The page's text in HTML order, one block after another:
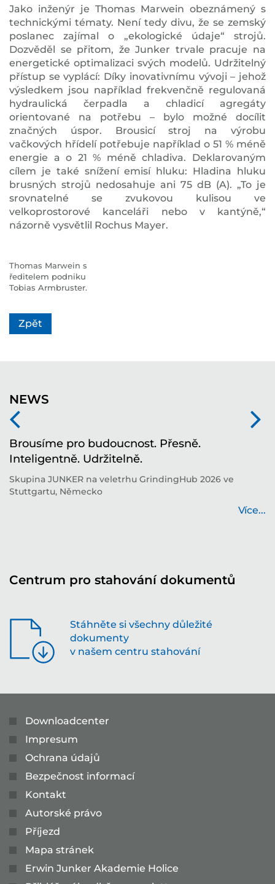
Jako inženýr je Thomas Marwein obeznámený s
technickými tématy. Není tedy divu, že se zemský
poslanec zajímal o „ekologické údaje“ strojů.
Dozvěděl se přitom, že Junker trvale pracuje na
energetické optimalizaci svých modelů. Udržitelný
přístup se vyplácí: Díky inovativnímu vývoji – jehož
výsledkem jsou například frekvenčně regulovaná
hydraulická čerpadla a chladicí agregáty
orientované na potřebu – bylo možné docílit
značných úspor. Brousicí stroj na výrobu
vačkových hřídelí potřebuje například o 51 % méně
energie a o 21 % méně chladiva. Deklarovaným
cílem je také snížení emisí hluku: Hladina hluku
brusných strojů nedosahuje ani 75 dB (A). „To je
srovnatelné se zvukovou kulisou ve
velkoprostorové kanceláři nebo v kantýně,“
názorně vysvětlil Rochus Mayer.
Thomas Marwein s
ředitelem podniku
Tobias Armbruster.
Zpět
NEWS
Brousíme pro budoucnost. Přesně.
Inteligentně. Udržitelně.
Skupina JUNKER na veletrhu GrindingHub 2026 ve
Stuttgartu, Německo
Více...
Centrum pro stahování dokumentů
Stáhněte si všechny důležité
dokumenty
v našem centru stahování
Downloadcenter
Impresum
Ochrana údajů
Bezpečnost informací
Kontakt
Autorské právo
Příjezd
Mapa stránek
Erwin Junker Akademie Holice